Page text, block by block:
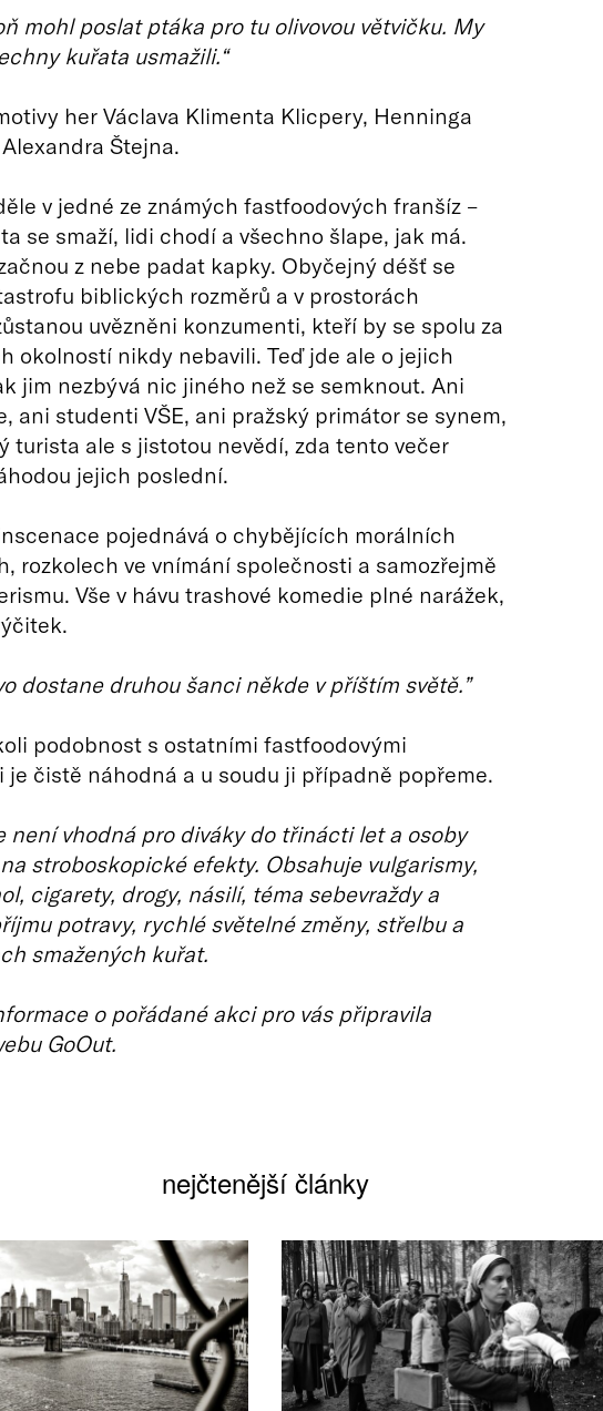
mohl poslat ptáka pro tu olivovou větvičku. My
kuřata usmažili.“
her Václava Klimenta Klicpery, Henninga
Štejna.
v jedné ze známých fastfoodových franšíz –
se smaží, lidi chodí a všechno šlape, jak má.
z nebe padat kapky. Obyčejný déšť se
biblických rozměrů a v prostorách
uvězněni konzumenti, kteří by se spolu za
okolností nikdy nebavili. Teď jde ale o jejich
jim nezbývá nic jiného než se semknout. Ani
ani studenti VŠE, ani pražský primátor se synem,
turista ale s jistotou nevědí, zda tento večer
jejich poslední.
pojednává o chybějících morálních
rozkolech ve vnímání společnosti a samozřejmě
Vše v hávu trashové komedie plné narážek,
dostane druhou šanci někde v příštím světě.”
podobnost s ostatními fastfoodovými
je čistě náhodná a u soudu ji případně popřeme.
není vhodná pro diváky do třinácti let a osoby
stroboskopické efekty. Obsahuje vulgarismy,
cigarety, drogy, násilí, téma sebevraždy a
potravy, rychlé světelné změny, střelbu a
smažených kuřat.
o pořádané akci pro vás připravila
GoOut.
nejčtenější články